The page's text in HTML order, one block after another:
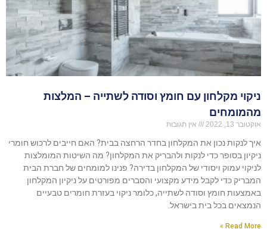
ניקוי מקלחון עם חומץ וסודה לשתייה – המלצות
מהמומחים
אוקטובר 13, 2022 אין תגובות
איך לנקות נכון את המקלחון בחדר הרחצה בבית? האם חייבים לרכוש חומרי
ניקיון בסופר כדי לנקות ולהבריק את המקלחון? מה השיטות המומלצות
לניקוי עמוק ויסודי של המקלחון בדירה? פנינו למומחים של חברת הבית
המבריק כדי לקבל מידע מקצועי והסברים מפורטים על ניקיון המקלחון
באמצעות חומץ וסודה לשתייה, כלומר ניקוי בעזרת חומרים טבעיים
הנמצאים בכל בית בישראל.
Read More »